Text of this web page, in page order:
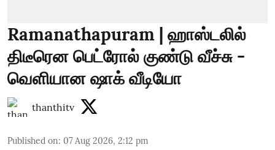
Ramanathapuram | ஹாஸ்டலில்
திடீரென பெட்ரோல் குண்டு வீச்சு -
வெளியான ஷாக் வீடியோ
thanthitv
Published on: 07 Aug 2026, 2:12 pm